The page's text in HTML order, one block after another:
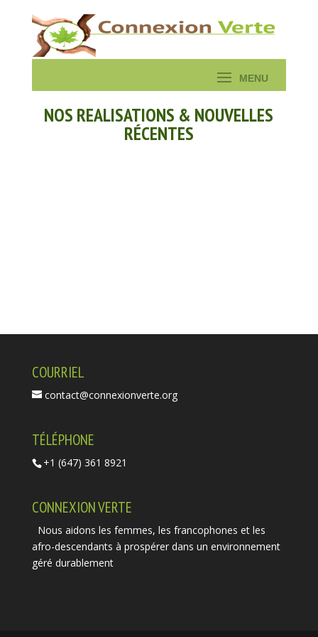
NOS REALISATIONS & NOUVELLES
RÉCENTES
COURRIEL
contact@connexionverte.org
TÉLÉPHONE
+1 (647) 361 8921
CONNEXION VERTE
Nous aidons les femmes, les francophones et les
afro-descendants à prospérer dans un environnement
géré durablement